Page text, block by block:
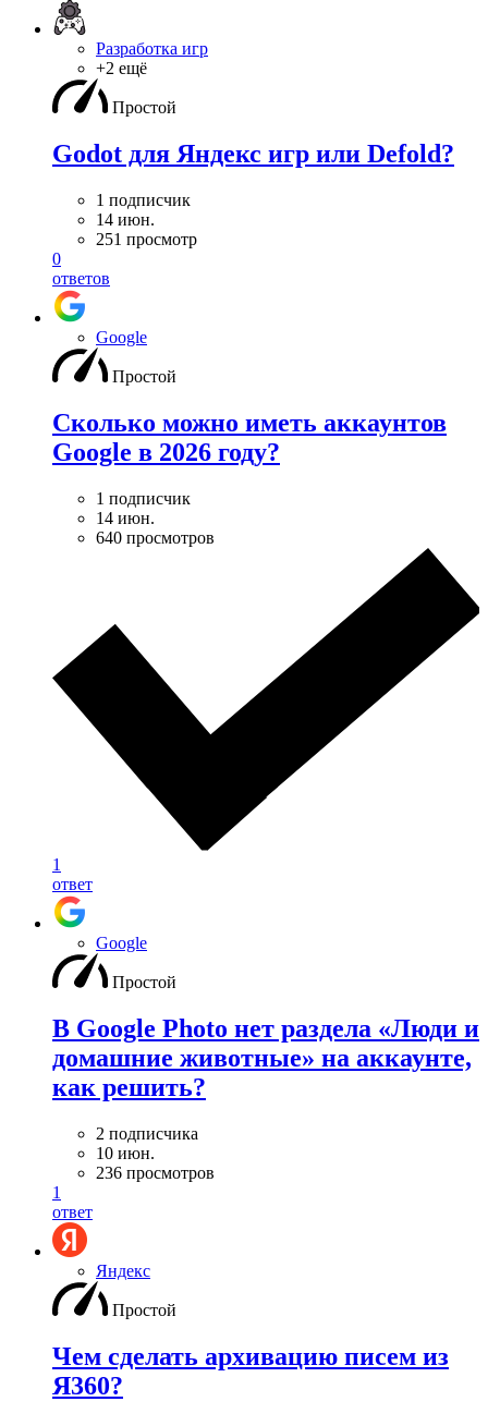
Разработка игр
+2 ещё
Простой
Godot для Яндекс игр или Defold?
1 подписчик
14 июн.
251 просмотр
0
ответов
Google
Простой
Сколько можно иметь аккаунтов
Google в 2026 году?
1 подписчик
14 июн.
640 просмотров
1
ответ
Google
Простой
В Google Photo нет раздела «Люди и
домашние животные» на аккаунте,
как решить?
2 подписчика
10 июн.
236 просмотров
1
ответ
Яндекс
Простой
Чем сделать архивацию писем из
Я360?